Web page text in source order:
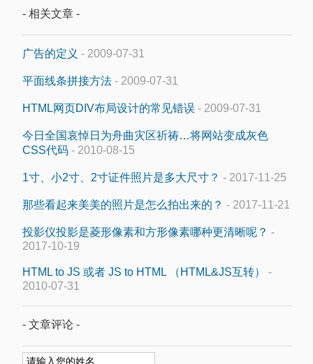
- 相关文章 -
广告的定义 - 2009-07-31
平面线条拼接方法 - 2009-07-31
HTML网页DIV布局设计的常见错误 - 2009-07-31
今日全国哀悼日为舟曲灾区祈祷…将网站变成灰色
CSS代码 - 2010-08-15
1寸、小2寸、2寸证件照片是多大尺寸？ - 2017-11-25
那些看起来美美的照片是怎么拍出来的？ - 2017-11-21
投影仪投影是菱形像素和方形像素哪种更清晰呢？ -
2017-10-19
HTML to JS 或者 JS to HTML （HTML&JS互转）
-
2010-07-31
- 文章评论 -